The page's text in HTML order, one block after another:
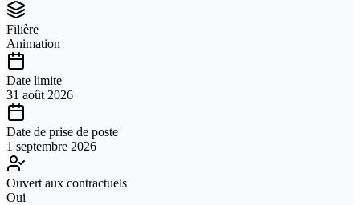
Filière
Animation
Date limite
31 août 2026
Date de prise de poste
1 septembre 2026
Ouvert aux contractuels
Oui